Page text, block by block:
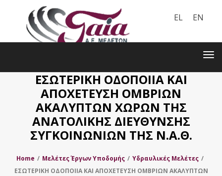
EL EN
ΕΣΩΤΕΡΙΚΗ ΟΔΟΠΟΙΙΑ ΚΑΙ
ΑΠΟΧΕΤΕΥΣΗ ΟΜΒΡΙΩΝ
ΑΚΑΛΥΠΤΩΝ ΧΩΡΩΝ ΤΗΣ
ΑΝΑΤΟΛΙΚΗΣ ΔΙΕΥΘΥΝΣΗΣ
ΣΥΓΚΟΙΝΩΝΙΩΝ ΤΗΣ Ν.Α.Θ.
Home / Μελέτες Έργων Υποδομής / Υδραυλικές Μελέτες /
ΕΣΩΤΕΡΙΚΗ ΟΔΟΠΟΙΙΑ ΚΑΙ ΑΠΟΧΕΤΕΥΣΗ ΟΜΒΡΙΩΝ ΑΚΑΛΥΠΤΩΝ